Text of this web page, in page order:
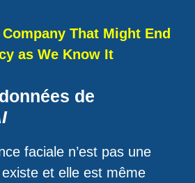
That Might End
as We Know It
de
faciale n’est pas une
et elle est même